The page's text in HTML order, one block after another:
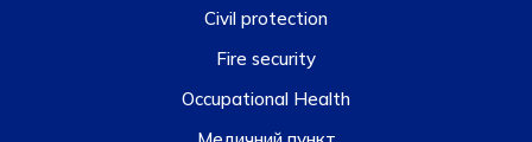
Civil protection
Fire security
Occupational Health